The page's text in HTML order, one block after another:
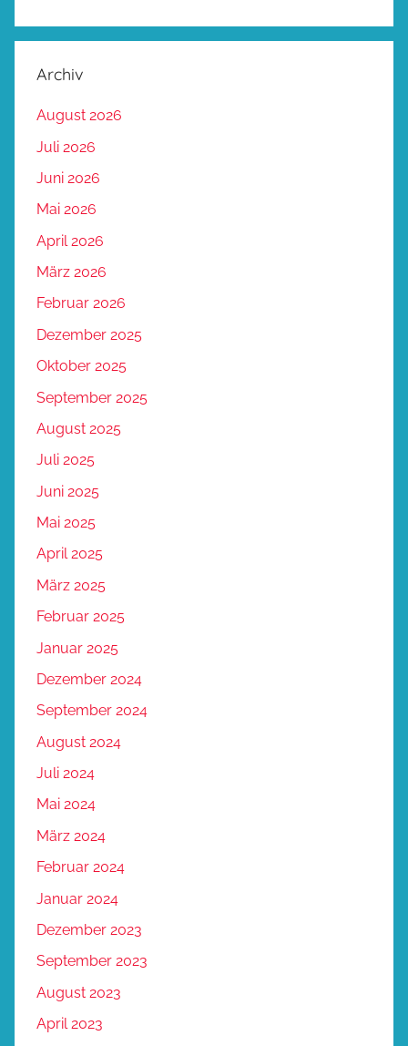
Archiv
August 2026
Juli 2026
Juni 2026
Mai 2026
April 2026
März 2026
Februar 2026
Dezember 2025
Oktober 2025
September 2025
August 2025
Juli 2025
Juni 2025
Mai 2025
April 2025
März 2025
Februar 2025
Januar 2025
Dezember 2024
September 2024
August 2024
Juli 2024
Mai 2024
März 2024
Februar 2024
Januar 2024
Dezember 2023
September 2023
August 2023
April 2023